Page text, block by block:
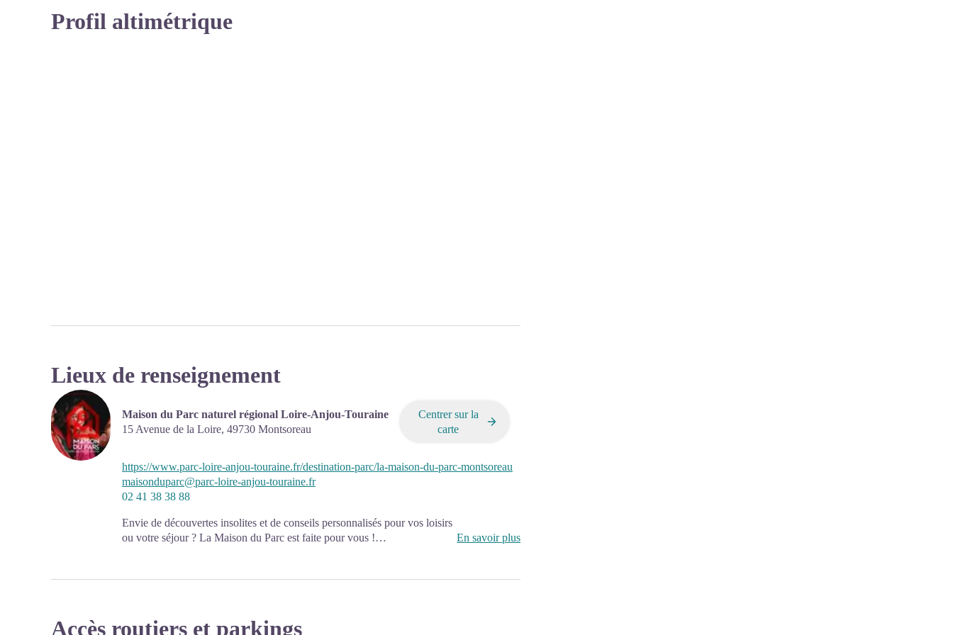
Profil altimétrique
Lieux de renseignement
Maison du Parc naturel régional Loire-Anjou-Touraine
15 Avenue de la Loire, 49730 Montsoreau
Centrer sur la
carte
https://www.parc-loire-anjou-touraine.fr/destination-parc/la-maison-du-parc-montsoreau
maisonduparc@parc-loire-anjou-touraine.fr
02 41 38 38 88
Envie de découvertes insolites et de conseils personnalisés pour vos loisirs
ou votre séjour ? La Maison du Parc est faite pour vous !
En savoir plus
Accès routiers et parkings